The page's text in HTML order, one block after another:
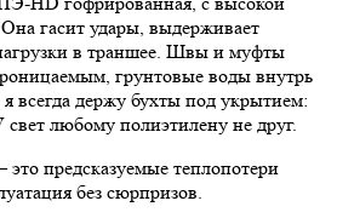
гасит удары, выдерживает
в траншее. Швы и муфты
грунтовые воды внутрь
всегда держу бухты под укрытием:
любому полиэтилену не друг.
предсказуемые теплопотери
без сюрпризов.